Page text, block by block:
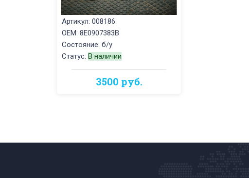
Артикул: 008186
OEM: 8E0907383B
Состояние: б/у
Статус: В наличии
3500 руб.